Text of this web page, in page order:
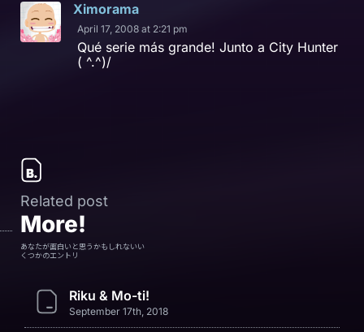
Ximorama
April 17, 2008 at 2:21 pm
Qué serie más grande! Junto a City Hunter
( ^.^)/
Related post
More!
あなたが面白いと思うかもしれないい
くつかのエントリ
Riku & Mo-ti!
September 17th, 2018